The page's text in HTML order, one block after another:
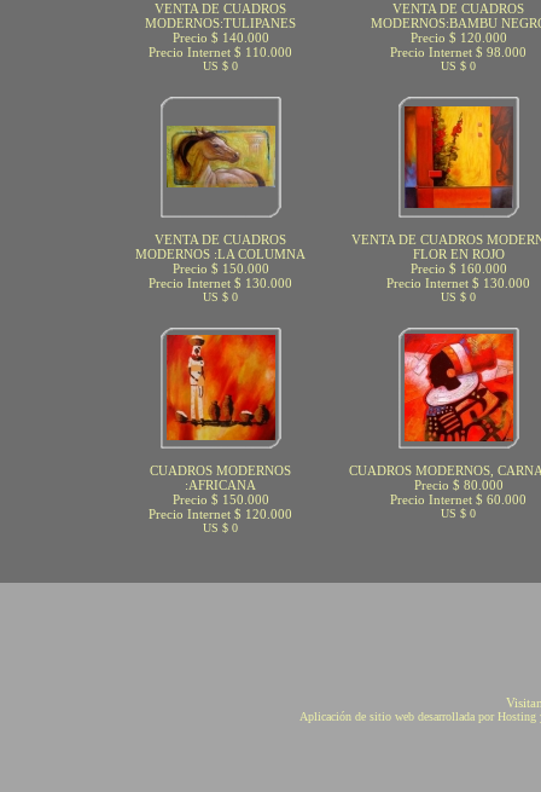
VENTA DE CUADROS
MODERNOS:TULIPANES
Precio $ 140.000
Precio Internet $ 110.000
US $ 0
VENTA DE CUADROS
MODERNOS:BAMBU
Precio $ 120.000
Precio Internet $ 98.000
US $ 0
VENTA DE CUADROS
MODERNOS :LA COLUMNA
Precio $ 150.000
Precio Internet $ 130.000
US $ 0
VENTA DE CUADROS
FLOR EN ROJO
Precio $ 160.000
Precio Internet $ 130.000
US $ 0
CUADROS MODERNOS
:AFRICANA
Precio $ 150.000
Precio Internet $ 120.000
US $ 0
CUADROS MODERNOS,
Precio $ 80.000
Precio Internet $ 60.000
US $ 0
Aplicación de sitio web desarrollada por